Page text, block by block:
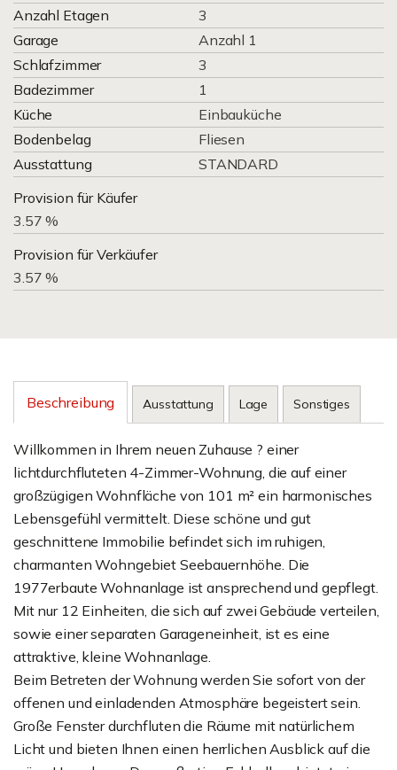
Anzahl Etagen
3
Garage
Anzahl 1
Schlafzimmer
3
Badezimmer
1
Küche
Einbauküche
Bodenbelag
Fliesen
Ausstattung
STANDARD
Provision für Käufer
3.57 %
Provision für Verkäufer
3.57 %
Beschreibung Ausstattung Lage Sonstiges
Willkommen in Ihrem neuen Zuhause ? einer
lichtdurchfluteten 4-Zimmer-Wohnung, die auf einer
großzügigen Wohnfläche von 101 m² ein harmonisches
Lebensgefühl vermittelt. Diese schöne und gut
geschnittene Immobilie befindet sich im ruhigen,
charmanten Wohngebiet Seebauernhöhe. Die
1977erbaute Wohnanlage ist ansprechend und gepflegt.
Mit nur 12 Einheiten, die sich auf zwei Gebäude verteilen,
sowie einer separaten Garageneinheit, ist es eine
attraktive, kleine Wohnanlage.
Beim Betreten der Wohnung werden Sie sofort von der
offenen und einladenden Atmosphäre begeistert sein.
Große Fenster durchfluten die Räume mit natürlichem
Licht und bieten Ihnen einen herrlichen Ausblick auf die